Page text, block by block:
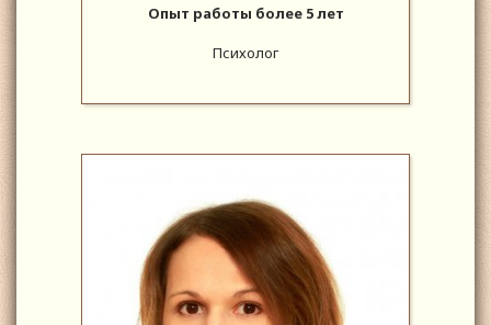
Опыт работы более 5 лет
Психолог